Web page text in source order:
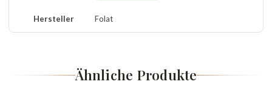
Hersteller Folat
Ähnliche Produkte